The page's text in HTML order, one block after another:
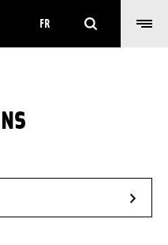
Rechercher
FR